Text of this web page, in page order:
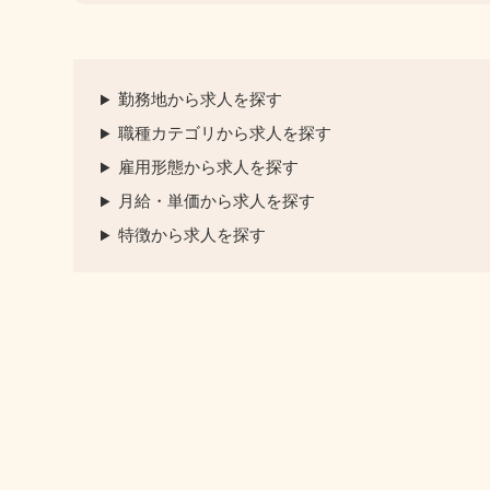
勤務地から求人を探す
職種カテゴリから求人を探す
雇用形態から求人を探す
月給・単価から求人を探す
特徴から求人を探す